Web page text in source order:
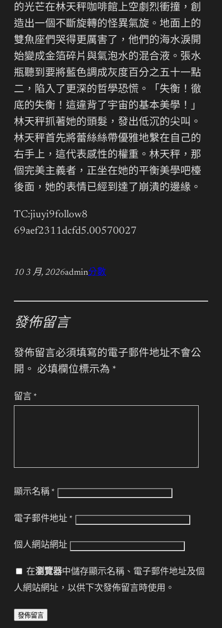
的光芒在林天秤咖啡館上空劇烈衝撞，創
造出一個不斷旋轉的怪異氣旋。地面上的
雙魚座們哭得更厲害了，他們的海水淚開
始變成金箔碎片與氣泡水的混合液。張水
瓶聽到要將藍色調成灰度百分之五十一點
二，陷入了更深的哲學恐慌。「失衡！徹
底的失衡！這違背了宇宙的基本美學！」
林天秤抓著她的頭髮，發出低沉的尖叫。
林天秤首先將蕾絲絲帶優雅地繫在自己的
右手上，這代表感性的權重。林天秤，那
個完美主義者，正坐在她的平衡美學吧檯
後面，她的表情已經到達了崩潰的邊緣。
TC:jiuyi9follow8
69aef2311dcfd5.00570027
10 3 月, 2026admin分數
發佈留言
發佈留言必須填寫的電子郵件地址不會公
開。 必填欄位標示為 *
留言 *
顯示名稱 *
電子郵件地址 *
個人網站網址
在瀏覽器中儲存顯示名稱、電子郵件地址及個
人網站網址，以供下次發佈留言時使用。